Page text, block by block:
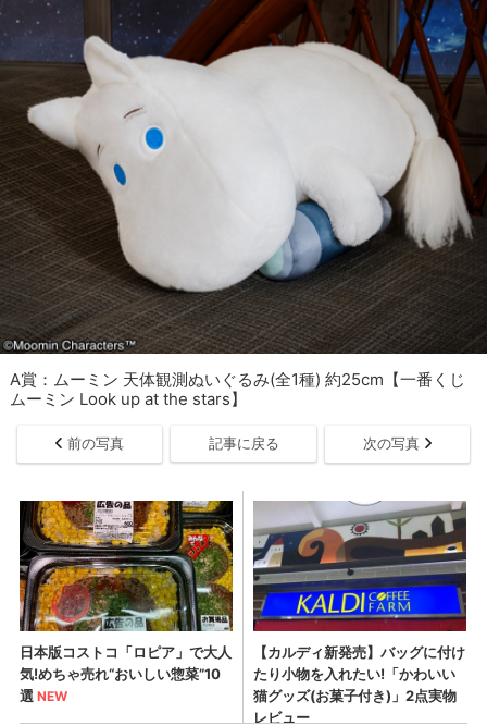
A賞：ムーミン 天体観測ぬいぐるみ(全1種) 約25cm【一番くじ
ムーミン Look up at the stars】
前の写真 記事に戻る 次の写真